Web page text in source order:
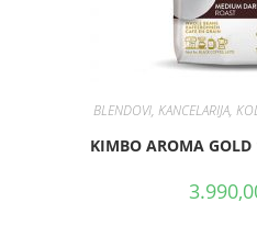
DODAJ U
BLENDOVI, KANCELARIJA,
KIMBO AROMA